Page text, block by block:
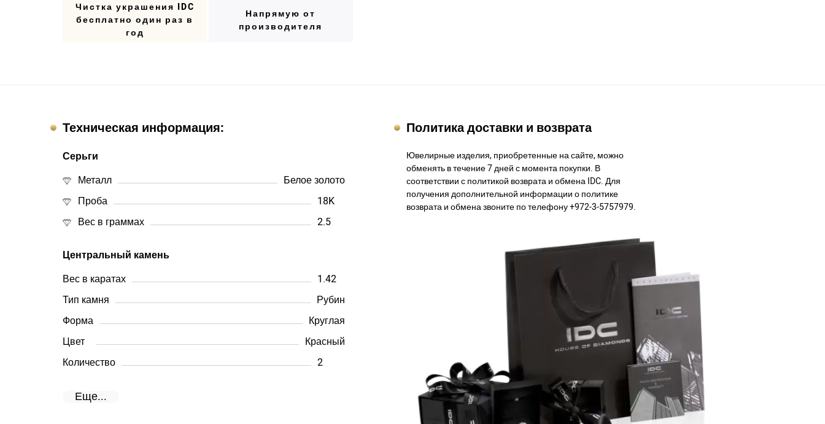
Чистка украшения IDC
бесплатно один раз в
год
Напрямую от
производителя
Техническая информация:
Серьги
Металл
Белое золото
Проба
18K
Вес в граммах
2.5
Центральный камень
Вес в каратах
1.42
Тип камня
Рубин
Форма
Круглая
Цвет
Красный
Количество
2
Еще...
Политика доставки и возврата
Ювелирные изделия, приобретенные на сайте, можно
обменять в течение 7 дней с момента покупки. В
соответствии с политикой возврата и обмена IDC. Для
получения дополнительной информации о политике
возврата и обмена звоните по телефону +972-3-5757979.